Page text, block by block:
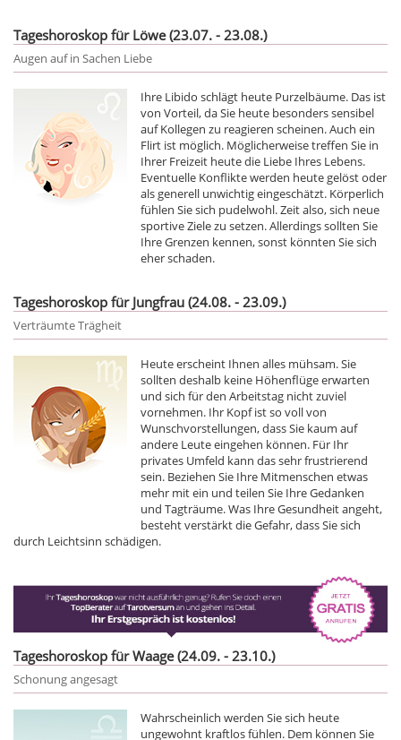
Tageshoroskop für Löwe (23.07. - 23.08.)
Augen auf in Sachen Liebe
Ihre Libido schlägt heute Purzelbäume. Das ist
von Vorteil, da Sie heute besonders sensibel
auf Kollegen zu reagieren scheinen. Auch ein
Flirt ist möglich. Möglicherweise treffen Sie in
Ihrer Freizeit heute die Liebe Ihres Lebens.
Eventuelle Konflikte werden heute gelöst oder
als generell unwichtig eingeschätzt. Körperlich
fühlen Sie sich pudelwohl. Zeit also, sich neue
sportive Ziele zu setzen. Allerdings sollten Sie
Ihre Grenzen kennen, sonst könnten Sie sich
eher schaden.
Tageshoroskop für Jungfrau (24.08. - 23.09.)
Verträumte Trägheit
Heute erscheint Ihnen alles mühsam. Sie
sollten deshalb keine Höhenflüge erwarten
und sich für den Arbeitstag nicht zuviel
vornehmen. Ihr Kopf ist so voll von
Wunschvorstellungen, dass Sie kaum auf
andere Leute eingehen können. Für Ihr
privates Umfeld kann das sehr frustrierend
sein. Beziehen Sie Ihre Mitmenschen etwas
mehr mit ein und teilen Sie Ihre Gedanken
und Tagträume. Was Ihre Gesundheit angeht,
besteht verstärkt die Gefahr, dass Sie sich
durch Leichtsinn schädigen.
Tageshoroskop für Waage (24.09. - 23.10.)
Schonung angesagt
Wahrscheinlich werden Sie sich heute
ungewohnt kraftlos fühlen. Dem können Sie